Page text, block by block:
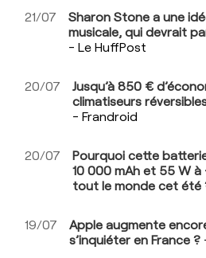
21/07
Sharon Stone a une
musicale, qui devrait
- Le HuffPost
20/07
Jusqu’à 850 €
climatiseurs
- Frandroid
20/07
Pourquoi cette
10 000 mAh et 55 W
tout le monde cet été
19/07
Apple augmente
s’inquiéter en France ?